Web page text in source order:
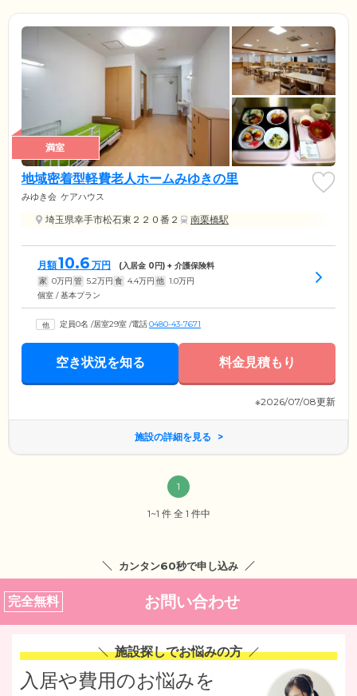
満室
地域密着型軽費老人ホームみゆきの里
みゆき会 ケアハウス
埼玉県幸手市松石東２２０番２ 南栗橋駅
月額10.6 万円 (入居金 0円) + 介護保険料
家 0万円 管 5.2万円 食 4.4万円 他 1.0万円
個室 / 基本プラン
定員0名 /居室29室 /電話0480-43-7671
空き状況を知る 料金見積もり
※2026/07/08更新
施設の詳細を見る
1
1~1 件 全 1 件中
カンタン60秒で申し込み
完全無料 お問い合わせ
施設探しでお悩みの方
入居や費用のお悩みを